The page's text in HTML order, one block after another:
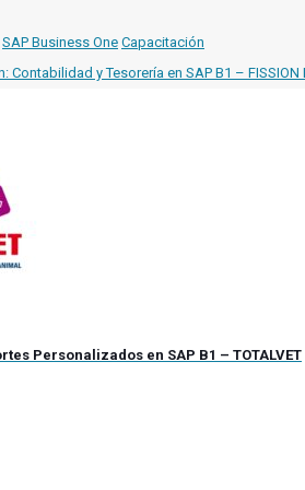
SAP Business One Capacitación
Contabilidad y Tesorería en SAP B1 – FISSION
Personalizados en SAP B1 – TOTALVET